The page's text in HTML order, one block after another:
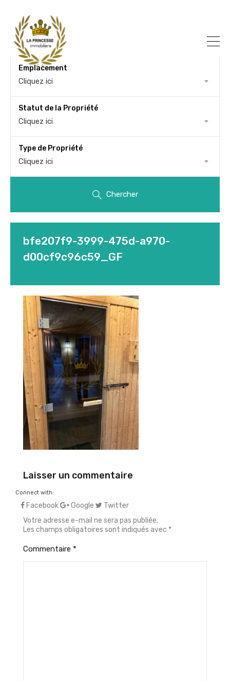
Emplacement
Cliquez ici
Statut de la Propriété
Cliquez ici
Type de Propriété
Cliquez ici
Chercher
bfe207f9-3999-475d-a970-
d00cf9c96c59_GF
Laisser un commentaire
Connect with:
Facebook Google
Twitter
Votre adresse e-mail ne sera pas publiée.
Les champs obligatoires sont indiqués avec *
Commentaire *